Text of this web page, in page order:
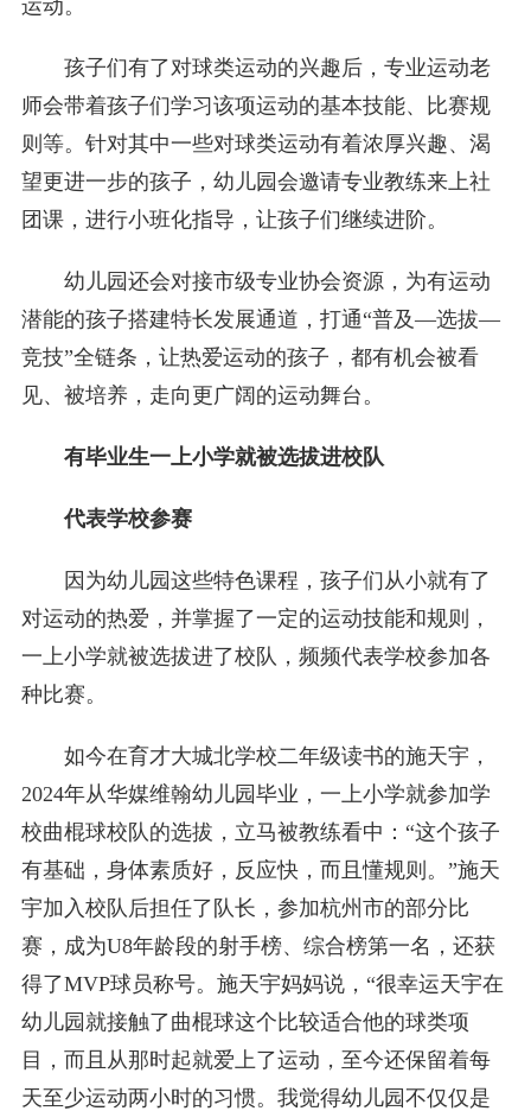
运动。
孩子们有了对球类运动的兴趣后，专业运动老
师会带着孩子们学习该项运动的基本技能、比赛规
则等。针对其中一些对球类运动有着浓厚兴趣、渴
望更进一步的孩子，幼儿园会邀请专业教练来上社
团课，进行小班化指导，让孩子们继续进阶。
幼儿园还会对接市级专业协会资源，为有运动
潜能的孩子搭建特长发展通道，打通“普及—选拔—
竞技”全链条，让热爱运动的孩子，都有机会被看
见、被培养，走向更广阔的运动舞台。
有毕业生一上小学就被选拔进校队
代表学校参赛
因为幼儿园这些特色课程，孩子们从小就有了
对运动的热爱，并掌握了一定的运动技能和规则，
一上小学就被选拔进了校队，频频代表学校参加各
种比赛。
如今在育才大城北学校二年级读书的施天宇，
2024年从华媒维翰幼儿园毕业，一上小学就参加学
校曲棍球校队的选拔，立马被教练看中：“这个孩子
有基础，身体素质好，反应快，而且懂规则。”施天
宇加入校队后担任了队长，参加杭州市的部分比
赛，成为U8年龄段的射手榜、综合榜第一名，还获
得了MVP球员称号。施天宇妈妈说，“很幸运天宇在
幼儿园就接触了曲棍球这个比较适合他的球类项
目，而且从那时起就爱上了运动，至今还保留着每
天至少运动两小时的习惯。我觉得幼儿园不仅仅是